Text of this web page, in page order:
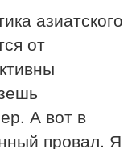
азиатского
от
А вот в
провал. Я